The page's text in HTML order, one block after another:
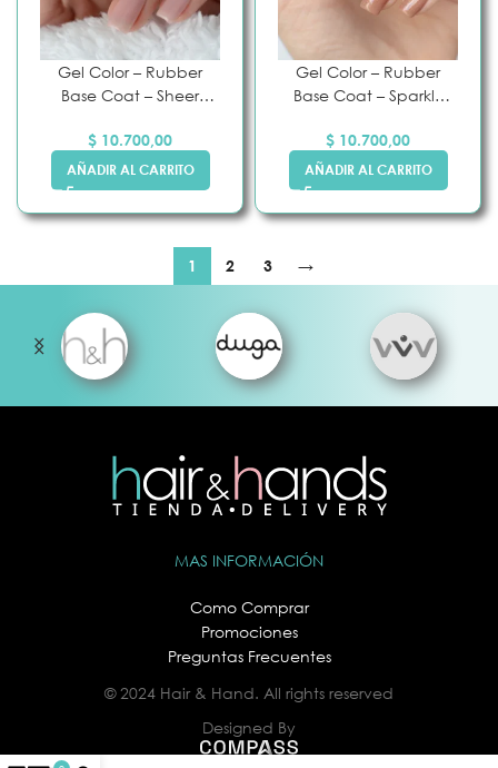
Gel Color – Rubber
Base Coat – Sheer
$ 10.700,00
AÑADIR AL CARRITO
Gel Color – Rubber
Base Coat – Sparkly
$ 10.700,00
AÑADIR AL CARRITO
1 2 3 →
MAS INFORMACIÓN
Como Comprar
Promociones
Preguntas Frecuentes
© 2024 Hair & Hand. All rights reserved
Designed By